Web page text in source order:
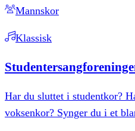
Mannskor
Klassisk
Har du sluttet i studentkor?
voksenkor? Synger du i et